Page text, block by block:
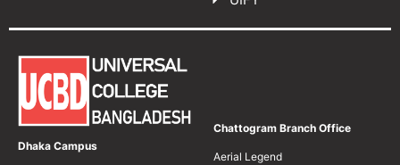
Dhaka Campus
Chattogram Branch Office
Aerial Legend